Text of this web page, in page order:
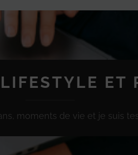
ET
moments de vie et je suis